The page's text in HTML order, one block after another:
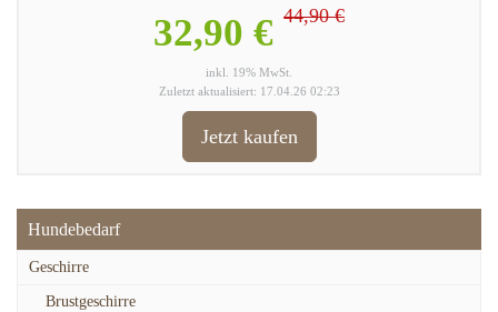
32,90 € 44,90 €
inkl. 19% MwSt.
Zuletzt aktualisiert: 17.04.26 02:23
Jetzt kaufen
Hundebedarf
Geschirre
Brustgeschirre